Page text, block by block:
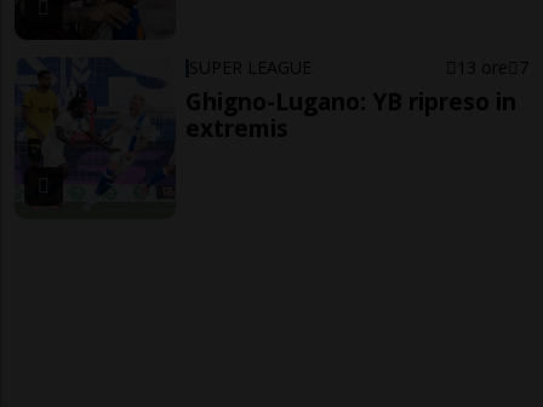
SUPER LEAGUE 13 ore 7
Ghigno-Lugano: YB ripreso in
extremis